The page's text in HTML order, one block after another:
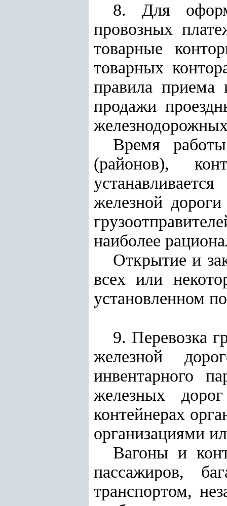
8. Для
провозных
товарные
товарных
правила приема
продажи
Время
(районов),
железной
наиболее
Открытие и
всех или
установленном
9. Перевозка
железной
инвентарного
железных
контейнерах
организациями
Вагоны и
пассажиров,
транспортом,